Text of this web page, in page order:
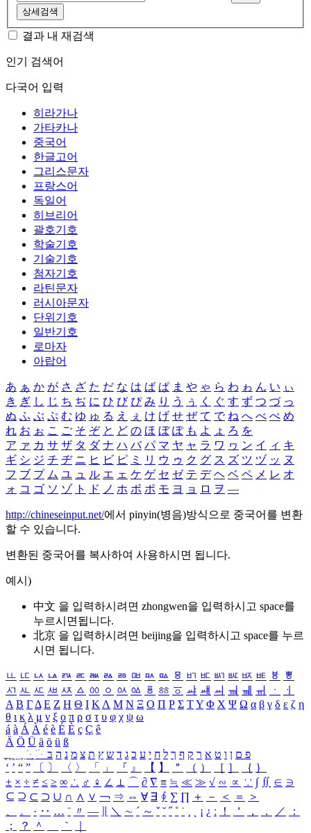
상세검색
결과 내 재검색
인기 검색어
다국어 입력
히라가나
가타카나
중국어
한글고어
그리스문자
프랑스어
독일어
히브리어
괄호기호
학술기호
기술기호
첨자기호
라틴문자
러시아문자
단위기호
일반기호
로마자
아랍어
あ ぁ か が さ ざ た だ な は ば ぱ ま や ゃ ら わ ゎ ん い ぃ
き ぎ し じ ち ぢ に ひ び ぴ み り う ぅ く ぐ す ず つ づ っ
ぬ ふ ぶ ぷ む ゆ ゅ る え ぇ け げ せ ぜ て で ね へ べ ぺ め
れ お ぉ こ ご そ ぞ と ど の ほ ぼ ぽ も よ ょ ろ を
ア ァ カ サ ザ タ ダ ナ ハ バ パ マ ヤ ャ ラ ワ ヮ ン イ ィ キ
ギ シ ジ チ ヂ ニ ヒ ビ ピ ミ リ ウ ゥ ク グ ス ズ ツ ヅ ッ ヌ
フ ブ プ ム ユ ュ ル エ ェ ケ ゲ セ ゼ テ デ ヘ ベ ペ メ レ オ
ォ コ ゴ ソ ゾ ト ド ノ ホ ボ ポ モ ヨ ョ ロ ヲ ―
http://chineseinput.net/에서 pinyin(병음)방식으로 중국어를 변환
할 수 있습니다.
변환된 중국어를 복사하여 사용하시면 됩니다.
예시)
中文 을 입력하시려면 zhongwen을 입력하시고 space를
누르시면됩니다.
北京 을 입력하시려면 beijing을 입력하시고 space를 누르
시면 됩니다.
ㅥ ㅦ ㅧ ㅨ ㅩ ㅪ ㅫ ㅬ ㅭ ㅮ ㅯ ㅰ ㅱ ㅲ ㅳ ㅴ ㅵ ㅶ ㅷ ㅸ
ㅹ
ㅺ ㅻ ㅼ ㅽ ㅾ ㅿ ㆀ ㆁ ㆂ ㆃ ㆄ ㆅ ㆆ ㆇ ㆈ ㆉ ㆊ ㆋ ㆌ ㆍ
ㆎ
Α Β ΓΔ Ε Ζ Η Θ Ι ΚΛ Μ Ν Ξ Ο Π Ρ Σ ΤΥ Φ Χ Ψ Ω α β γ δ ε ζ η
θ ι κ λ μ ν ξ ο π ρ σ τ υ φ χ ψ ω
á à Á À é è É È ç Ç ê
Ä Ö Ü ä ö ü ß
ִֶֹ ֻּ ׁׂ פ ם ן ו ט א ר ק ף ך ל ח י ע כ ג ד ש ץ ת צ מ נ ה ב
‘ ’ “ ” 〔 〕 〈 〉 「 」 『 』 【 】 ＂ （ ） ［ ］ ｛ ｝
± × ÷ ≠ ≤ ≥ ∞ ∴ ♂ ♀ ∠ ⊥ ⌒ ∂ ∇ ≡ ≒ ≪ ≫ √ ∽ ∝ ∵ ∫ ∬ ∈ ∋
⊆ ⊇ ⊂ ⊃ ∪ ∩ ∧ ∨ ￢ ⇒ ⇔ ∀ ∃ ∮ ∑ ∏ ＋ － ＜ ＝
＞
、
。 · ‥ … ¨ 〃 ― ＼ ∼ ´ ～ ˇ ˘ ˝ ˚ ˙ ¸ ¡ ¿ ː ！ ＇ ， ． ／
：
；
？ ＾ ｀